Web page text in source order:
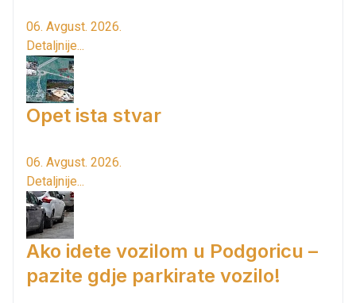
06. Avgust. 2026.
Detaljnije...
Opet ista stvar
06. Avgust. 2026.
Detaljnije...
Ako idete vozilom u Podgoricu –
pazite gdje parkirate vozilo!